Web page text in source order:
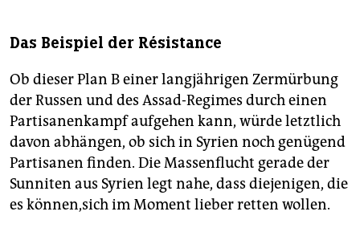
Das Beispiel der Résistance
Ob dieser Plan B einer langjährigen Zermürbung
der Russen und des Assad-Regimes durch einen
Partisanenkampf aufgehen kann, würde letztlich
davon abhängen, ob sich in Syrien noch genügend
Partisanen finden. Die Massenflucht gerade der
Sunniten aus Syrien legt nahe, dass diejenigen, die
es können,sich im Moment lieber retten wollen.